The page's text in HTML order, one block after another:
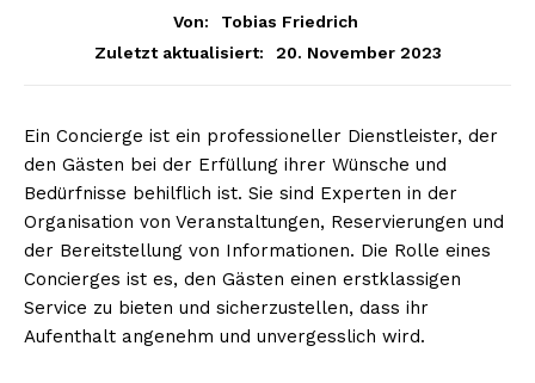
Von:
Tobias Friedrich
Zuletzt aktualisiert:
20. November 2023
Ein Concierge ist ein professioneller Dienstleister, der
den Gästen bei der Erfüllung ihrer Wünsche und
Bedürfnisse behilflich ist. Sie sind Experten in der
Organisation von Veranstaltungen, Reservierungen und
der Bereitstellung von Informationen. Die Rolle eines
Concierges ist es, den Gästen einen erstklassigen
Service zu bieten und sicherzustellen, dass ihr
Aufenthalt angenehm und unvergesslich wird.